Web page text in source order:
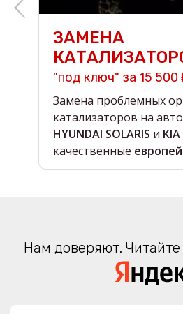
ЗАМЕНА
"под ключ" за 15 500
Замена проблемных
катализаторов на
HYUNDAI SOLARIS и KIA
качественные
Нам доверяют.